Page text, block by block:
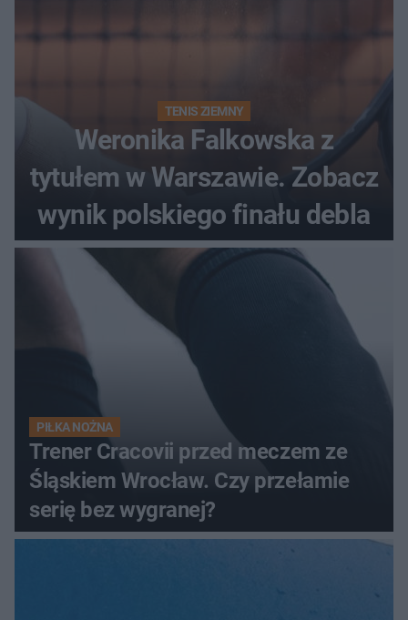
TENIS ZIEMNY
Weronika Falkowska z
tytułem w Warszawie. Zobacz
wynik polskiego finału debla
PIŁKA NOŻNA
Trener Cracovii przed meczem ze
Śląskiem Wrocław. Czy przełamie
serię bez wygranej?